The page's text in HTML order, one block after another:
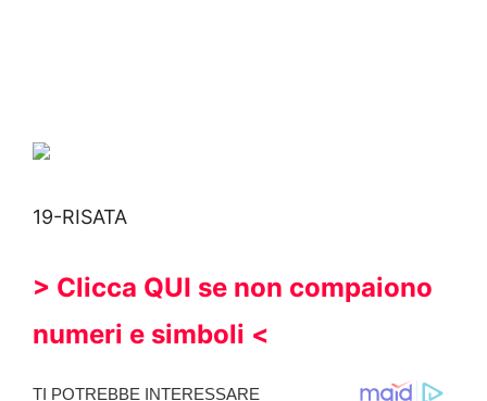
19-RISATA
> Clicca QUI se non compaiono
numeri e simboli <